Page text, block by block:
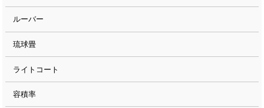
ルーバー
琉球畳
ライトコート
容積率